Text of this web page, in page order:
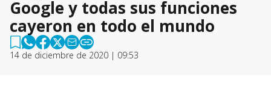
Google y todas sus funciones
cayeron en todo el mundo
14 de diciembre de 2020 | 09:53